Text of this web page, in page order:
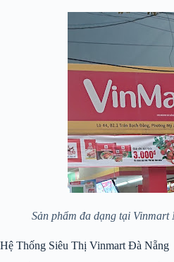
Sản phẩm đa dạng tại
Hệ Thống Siêu Thị Vinmart Đà Nẵng